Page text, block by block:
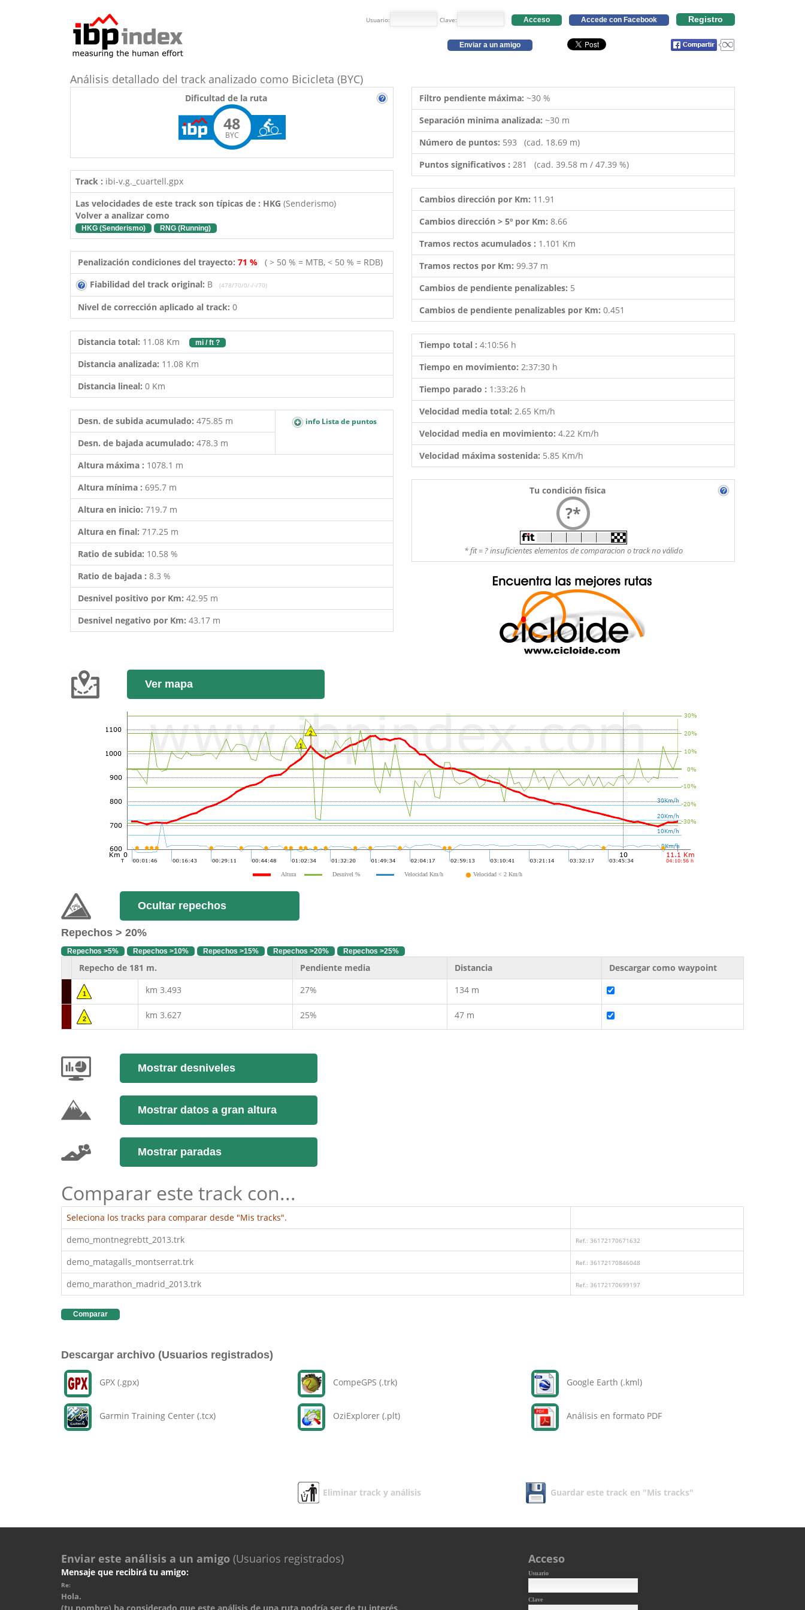
Usuario: Clave: Acceso Accede con Facebook Registro
Enviar a un amigo
Análisis detallado del track analizado como Bicicleta (BYC)
Dificultad de la ruta
48
BYC
Track : ibi-v.g._cuartell.gpx
Las velocidades de este track son típicas de : HKG (Senderismo)
Volver a analizar como
HKG (Senderismo) RNG (Running)
Penalización condiciones del trayecto: 71 % ( > 50 % = MTB, < 50 % = RDB)
Fiabilidad del track original: B (478/70/0/-/-/70)
Nivel de corrección aplicado al track: 0
Distancia total: 11.08 Km mi / ft ?
Distancia analizada: 11.08 Km
Distancia lineal: 0 Km
Desn. de subida acumulado: 475.85 m info Lista de puntos
Desn. de bajada acumulado: 478.3 m
Altura máxima : 1078.1 m
Altura mínima : 695.7 m
Altura en inicio: 719.7 m
Altura en final: 717.25 m
Ratio de subida: 10.58 %
Ratio de bajada : 8.3 %
Desnivel positivo por Km: 42.95 m
Desnivel negativo por Km: 43.17 m
Filtro pendiente máxima: ~30 %
Separación minima analizada: ~30 m
Número de puntos: 593 (cad. 18.69 m)
Puntos significativos : 281 (cad. 39.58 m / 47.39 %)
Cambios dirección por Km: 11.91
Cambios dirección > 5º por Km: 8.66
Tramos rectos acumulados : 1.101 Km
Tramos rectos por Km: 99.37 m
Cambios de pendiente penalizables: 5
Cambios de pendiente penalizables por Km: 0.451
Tiempo total : 4:10:56 h
Tiempo en movimiento: 2:37:30 h
Tiempo parado : 1:33:26 h
Velocidad media total: 2.65 Km/h
Velocidad media en movimiento: 4.22 Km/h
Velocidad máxima sostenida: 5.85 Km/h
Tu condición física
?*
* fit = ? insuficientes elementos de comparacion o track no válido
Ver mapa
Altura Desnivel % Velocidad Km/h Velocidad < 2 Km/h
Ocultar repechos
Repechos > 20%
Repechos >5% Repechos >10% Repechos >15% Repechos >20% Repechos >25%
Repecho de 181 m. Pendiente media Distancia Descargar como waypoint
1 km 3.493 27% 134 m
2 km 3.627 25% 47 m
Mostrar desniveles
Mostrar datos a gran altura
Mostrar paradas
Comparar este track con...
Seleciona los tracks para comparar desde "Mis tracks".
demo_montnegrebtt_2013.trk
Ref.: 36172170671632
demo_matagalls_montserrat.trk Ref.: 36172170846048
demo_marathon_madrid_2013.trk Ref.: 36172170699197
Comparar
Descargar archivo (Usuarios registrados)
GPX (.gpx)
Garmin Training Center (.tcx)
CompeGPS (.trk)
OziExplorer (.plt)
Google Earth (.kml)
Análisis en formato PDF
Eliminar track y análisis Guardar este track en "Mis tracks"
Enviar este análisis a un amigo (Usuarios registrados)
Mensaje que recibirá tu amigo:
Re:
Hola.
Acceso
Usuario
Clave